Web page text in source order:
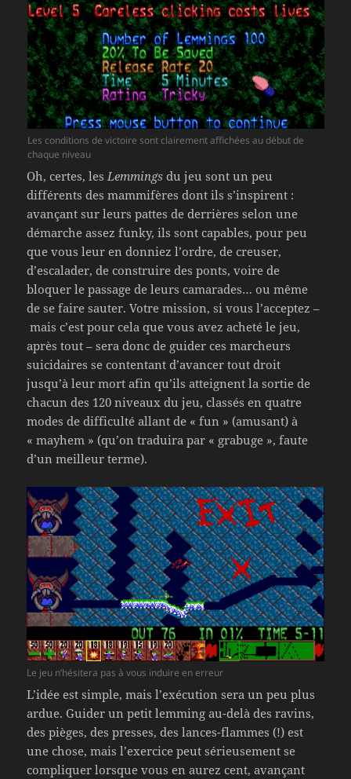
Les conditions de victoire sont clairement affichées au début de
chaque niveau
Oh, certes, les Lemmings du jeu sont un peu
différents des mammifères dont ils s’inspirent :
avançant sur leurs pattes de derrières selon une
démarche assez funky, ils sont capables, pour peu
que vous leur en donniez l’ordre, de creuser,
d’escalader, de construire des ponts, voire de
bloquer le passage de leurs camarades… ou même
de se faire sauter. Votre mission, si vous l’acceptez –
mais c’est pour cela que vous avez acheté le jeu,
après tout – sera donc de guider ces marcheurs
suicidaires se contentant d’avancer tout droit
jusqu’à leur mort afin qu’ils atteignent la sortie de
chacun des 120 niveaux du jeu, classés en quatre
modes de difficulté allant de « fun » (amusant) à
« mayhem » (qu’on traduira par « grabuge », faute
d’un meilleur terme).
Le jeu n’hésitera pas à vous induire en erreur
L’idée est simple, mais l’exécution sera un peu plus
ardue. Guider un petit lemming au-delà des ravins,
des pièges, des presses, des lances-flammes (!) est
une chose, mais l’exercice peut sérieusement se
compliquer lorsque vous en aurez cent, avançant